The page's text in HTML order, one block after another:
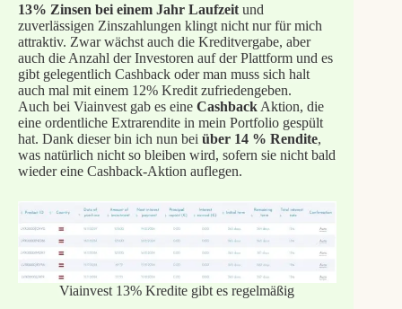
13% Zinsen bei einem Jahr Laufzeit und
zuverlässigen Zinszahlungen klingt nicht nur für mich
attraktiv. Zwar wächst auch die Kreditvergabe, aber
auch die Anzahl der Investoren auf der Plattform und es
gibt gelegentlich Cashback oder man muss sich halt
auch mal mit einem 12% Kredit zufriedengeben.
Auch bei Viainvest gab es eine CashbackAktion, die
eine ordentliche Extrarendite in mein Portfolio gespült
hat. Dank dieser bin ich nun bei über 14 % Rendite,
was natürlich nicht so bleiben wird, sofern sie nicht bald
wieder eine Cashback-Aktion auflegen.
Viainvest 13% Kredite gibt es regelmäßig